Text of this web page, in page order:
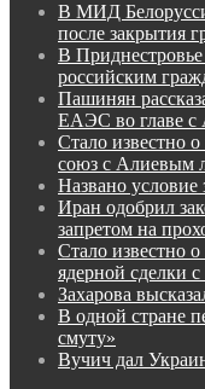
В МИД
после закрытия
В
российским
Пашинян
ЕАЭС во главе с
Стало известно
союз с Алиевым
Названо
Иран одобрил
запретом на
Стало известно о
ядерной сделки
Захарова
В одной стране
смуту»
Вучич дал